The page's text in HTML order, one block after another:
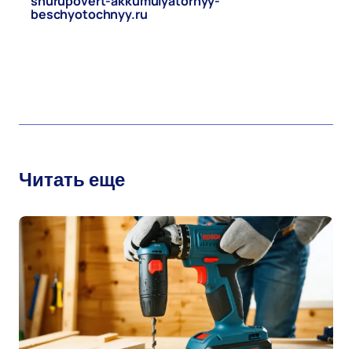
beschyotochnyy.ru
Читать еще